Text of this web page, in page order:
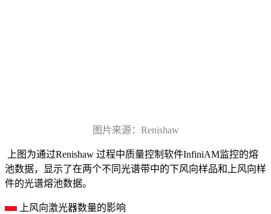
图片来源：Renishaw
上图为通过Renishaw 过程中质量控制软件InfiniAM监控的熔
池数据，显示了在两个不同光谱带中的下风向样品和上风向样
件的光谱熔池数据。
上风向激光器数量的影响